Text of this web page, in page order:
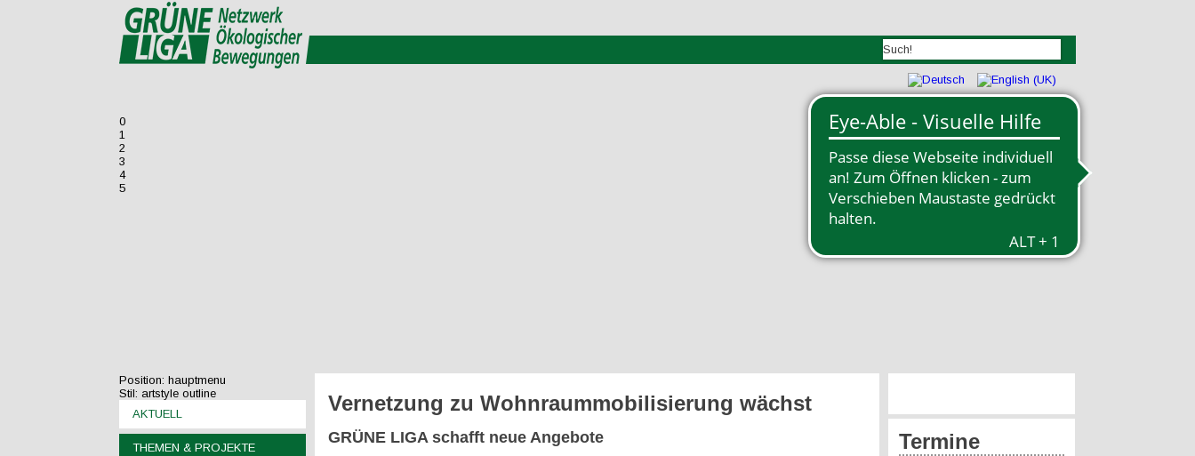
0
1
2
3
4
5
Position: hauptmenu
Stil: artstyle outline
AKTUELL
THEMEN & PROJEKTE
Vernetzung zu Wohnraummobilisierung wächst
GRÜNE LIGA schafft neue Angebote Termine